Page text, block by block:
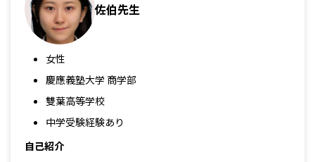
佐伯先生
女性
慶應義塾大学 商学部
雙葉高等学校
中学受験経験あり
自己紹介